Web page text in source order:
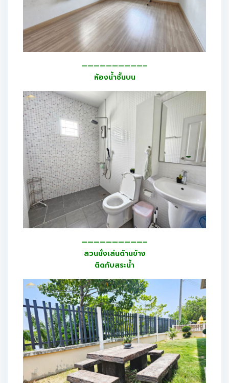
——————————–
ห้องน้ำชั้นบน
——————————–
สวนนั่งเล่นด้านข้าง
ติดกับสระน้ำ